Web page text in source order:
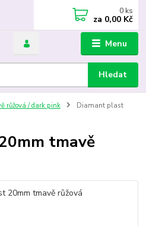
Menu
Hledat
0 ks
za 0,00 Kč
růžová / dark pink
Diamant plast
tmavě